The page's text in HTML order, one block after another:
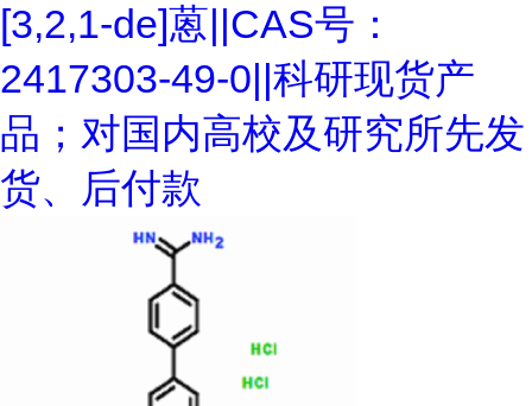
[3,2,1-de]蒽||CAS号：
2417303-49-0||科研现货产
品；对国内高校及研究所先发
货、后付款